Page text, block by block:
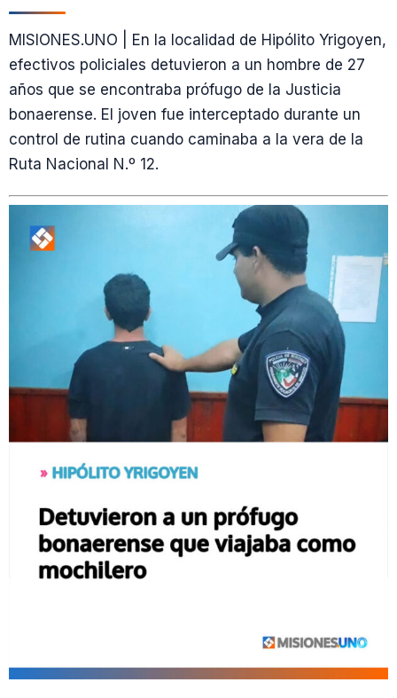
MISIONES.UNO | En la localidad de Hipólito Yrigoyen,
efectivos policiales detuvieron a un hombre de 27
años que se encontraba prófugo de la Justicia
bonaerense. El joven fue interceptado durante un
control de rutina cuando caminaba a la vera de la
Ruta Nacional N.º 12.